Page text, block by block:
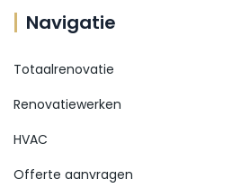
Navigatie
Totaalrenovatie
Renovatiewerken
HVAC
Offerte aanvragen